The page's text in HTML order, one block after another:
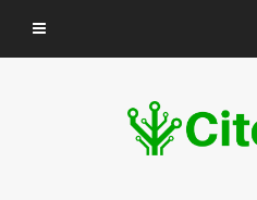
contenido